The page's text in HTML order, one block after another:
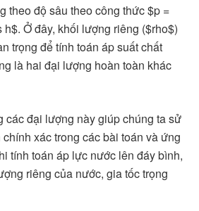
theo độ sâu theo công thức $p =
h$. Ở đây, khối lượng riêng ($rho$)
trọng để tính toán áp suất chất
là hai đại lượng hoàn toàn khác
các đại lượng này giúp chúng ta sử
xác trong các bài toán và ứng
tính toán áp lực nước lên đáy bình,
riêng của nước, gia tốc trọng